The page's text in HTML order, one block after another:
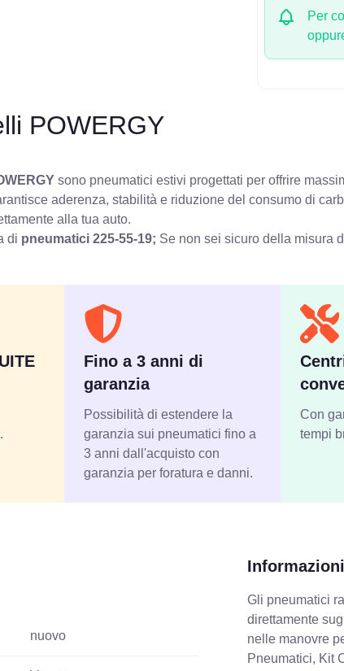
Per
POWERGY
sono pneumatici estivi progettati per offrire
aderenza, stabilità e riduzione del consumo di
alla tua auto.
di pneumatici225-55-19; Se non sei sicuro della misura
Fino a 3 anni di
garanzia
Possibilità di estendere la
garanzia sui pneumatici fino a
3 anni dall'acquisto con
garanzia per foratura e danni.
Con
tempi
nuovo
Informazioni
Gli pneumatici
direttamente
nelle manovre
Pneumatici, Kit